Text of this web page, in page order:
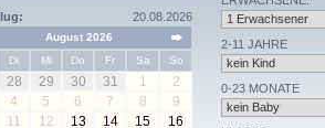
20.08.2026
August 2026
Di Mi Do Fr Sa So
28 29 30 31 1
2
4 5 6 7 8
9
11 12 13 14 15
16
2-11 JAHRE
0-23 MONATE